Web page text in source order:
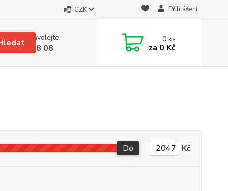
CZK Přihlášení
si rady? Zavolejte.
608 08 18 08
0ks
za 0 Kč
Do Kč